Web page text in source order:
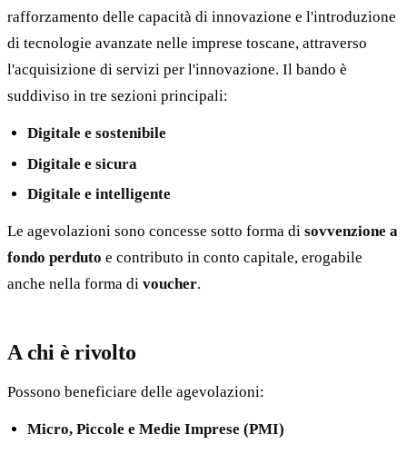
rafforzamento delle capacità di innovazione e l'introduzione
di tecnologie avanzate nelle imprese toscane, attraverso
l'acquisizione di servizi per l'innovazione. Il bando è
suddiviso in tre sezioni principali:
Digitale e sostenibile
Digitale e sicura
Digitale e intelligente
Le agevolazioni sono concesse sotto forma di sovvenzione a
fondo perduto e contributo in conto capitale, erogabile
anche nella forma di voucher.
A chi è rivolto
Possono beneficiare delle agevolazioni:
Micro, Piccole e Medie Imprese (PMI)